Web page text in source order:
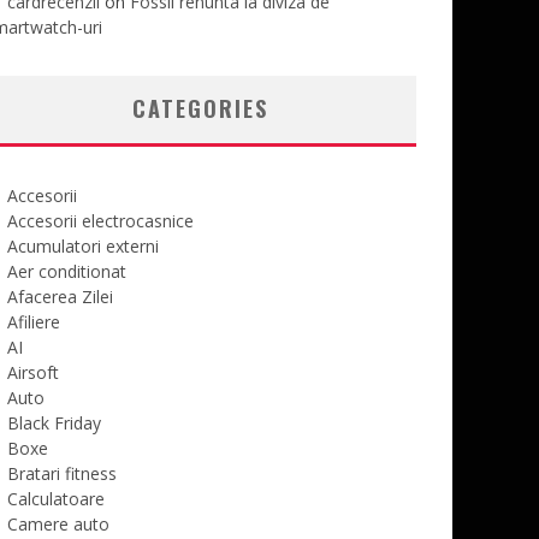
uri
CATEGORIES
Accesorii
Accesorii electrocasnice
Acumulatori externi
Aer conditionat
Afacerea Zilei
Afiliere
AI
Airsoft
Auto
Black Friday
Boxe
Bratari fitness
Calculatoare
Camere auto